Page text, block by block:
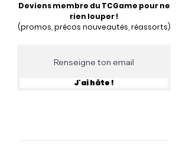
Deviens membre du TCGame pour ne
rien louper !
(promos, précos nouveautés, réassorts)
J'ai hâte !